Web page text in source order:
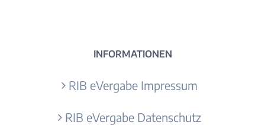
INFORMATIONEN
RIB eVergabe Impressum
RIB eVergabe Datenschutz